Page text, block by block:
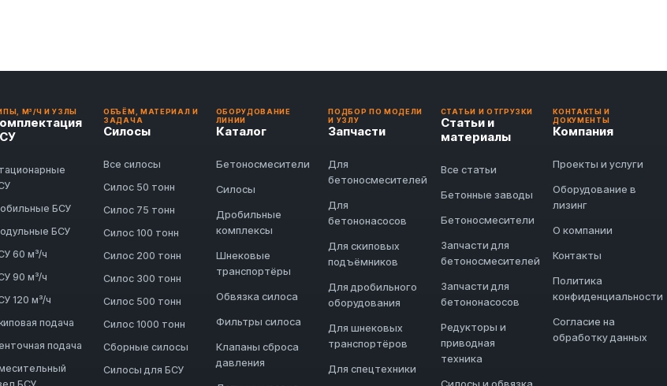
М³/Ч И УЗЛЫ
БСУ
БСУ
60 м³/ч
90 м³/ч
120 м³/ч
подача
подача
ОБЪЁМ, МАТЕРИАЛ И
ЗАДАЧА
Силосы
Все силосы
Силос 50 тонн
Силос 75 тонн
Силос 100 тонн
Силос 200 тонн
Силос 300 тонн
Силос 500 тонн
Силос 1000 тонн
Сборные силосы
Силосы для БСУ
ОБОРУДОВАНИЕ
ЛИНИИ
Каталог
Бетоносмесители
Силосы
Дробильные
комплексы
Шнековые
транспортёры
Обвязка силоса
Фильтры силоса
Клапаны сброса
давления
ПОДБОР ПО МОДЕЛИ
И УЗЛУ
Запчасти
Для
бетоносмесителей
Для
бетононасосов
Для скиповых
подъёмников
Для дробильного
оборудования
Для шнековых
транспортёров
Для спецтехники
СТАТЬИ И ОТГРУЗКИ
Статьи и
материалы
Все статьи
Бетонные заводы
Бетоносмесители
Запчасти для
бетоносмесителей
Запчасти для
бетононасосов
Редукторы и
приводная
техника
КОНТАКТЫ И
ДОКУМЕНТЫ
Компания
Проекты и услуги
Оборудование в
лизинг
О компании
Контакты
Политика
конфиденциальности
Согласие на
обработку данных